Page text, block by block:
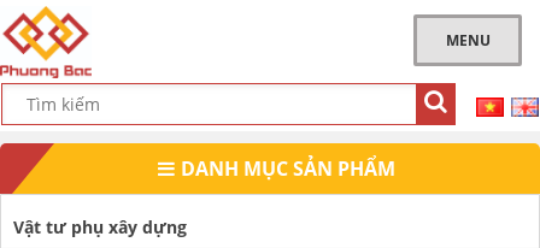
MENU
DANH MỤC SẢN PHẨM
Vật tư phụ xây dựng